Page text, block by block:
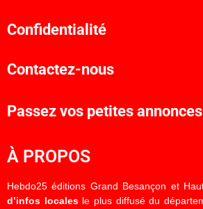
Confidentialité
Contactez-nous
Passez vos petites annonces
À PROPOS
Hebdo25 éditions Grand Besançon et
d’infos localesle plus diffusé du